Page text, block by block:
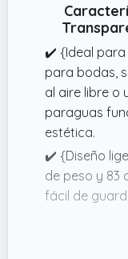
✔️ {Ideal para
para bodas,
al aire libre o
paraguas
estética.
✔️ {Diseño
de peso y 83
fácil de
resistente